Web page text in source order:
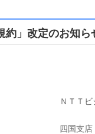
約」改定のお知ら
リュ
店